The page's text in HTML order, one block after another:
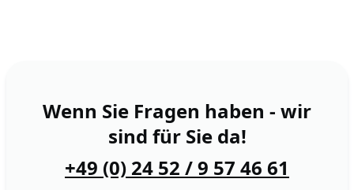
Wenn Sie Fragen haben - wir
sind für Sie da!
+49 (0) 24 52 / 9 57 46 61